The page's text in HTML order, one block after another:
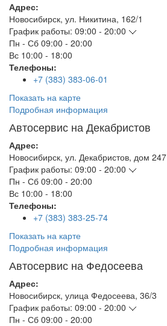
Адрес:
Новосибирск, ул. Никитина, 162/1
График работы: 09:00 - 20:00
Пн - Сб 09:00 - 20:00
Вс 10:00 - 18:00
Телефоны:
+7 (383) 383-06-01
Показать на карте
Подробная информация
Автосервис на Декабристов
Адрес:
Новосибирск, ул. Декабристов, дом 247
График работы: 09:00 - 20:00
Пн - Сб 09:00 - 20:00
Вс 10:00 - 18:00
Телефоны:
+7 (383) 383-25-74
Показать на карте
Подробная информация
Автосервис на Федосеева
Адрес:
Новосибирск, улица Федосеева, 36/3
График работы: 09:00 - 20:00
Пн - Сб 09:00 - 20:00